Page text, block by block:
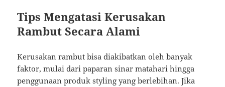
Tips Mengatasi Kerusakan
Rambut Secara Alami
Kerusakan rambut bisa diakibatkan oleh banyak
faktor, mulai dari paparan sinar matahari hingga
penggunaan produk styling yang berlebihan. Jika